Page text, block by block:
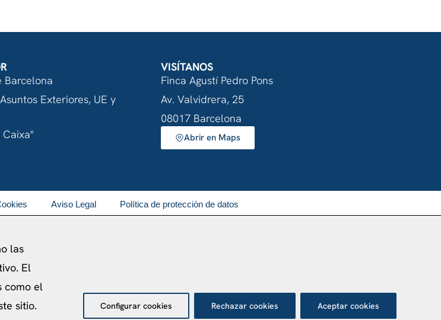
Barcelona
Exteriores, UE y
VISÍTANOS
Finca Agustí Pedro Pons
Av. Valvidrera, 25
08017 Barcelona
Abrir en Maps
Aviso Legal Política de protección de datos
las
El
como el
sitio.
Configurar cookies Rechazar cookies Aceptar cookies